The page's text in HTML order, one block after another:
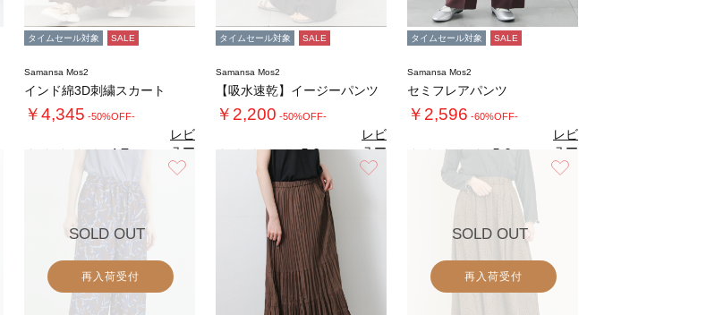
タイムセール対象 SALE
Samansa Mos2
インド綿3D刺繍スカート
￥4,345 -50%OFF-
4.7（9）
レビ
ュー
を見
る
タイムセール対象 SALE
Samansa Mos2
【吸水速乾】イージーパンツ
￥2,200 -50%OFF-
5.0（5）
レビ
ュー
を見
る
タイムセール対象 SALE
Samansa Mos2
セミフレアパンツ
￥2,596 -60%OFF-
5.0（1）
レビ
ュー
を見
る
SOLD OUT
再入荷受付
SOLD OUT
再入荷受付